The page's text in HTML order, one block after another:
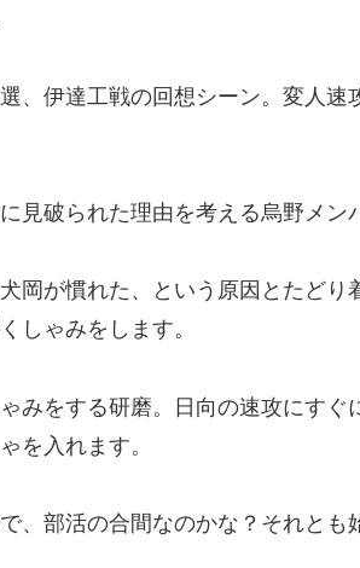
、伊達工戦の回想シーン。変人速
見破られた理由を考える烏野メン
岡が慣れた、という原因とたどり
しゃみをします。
みをする研磨。日向の速攻にすぐ
を入れます。
、部活の合間なのかな？それとも